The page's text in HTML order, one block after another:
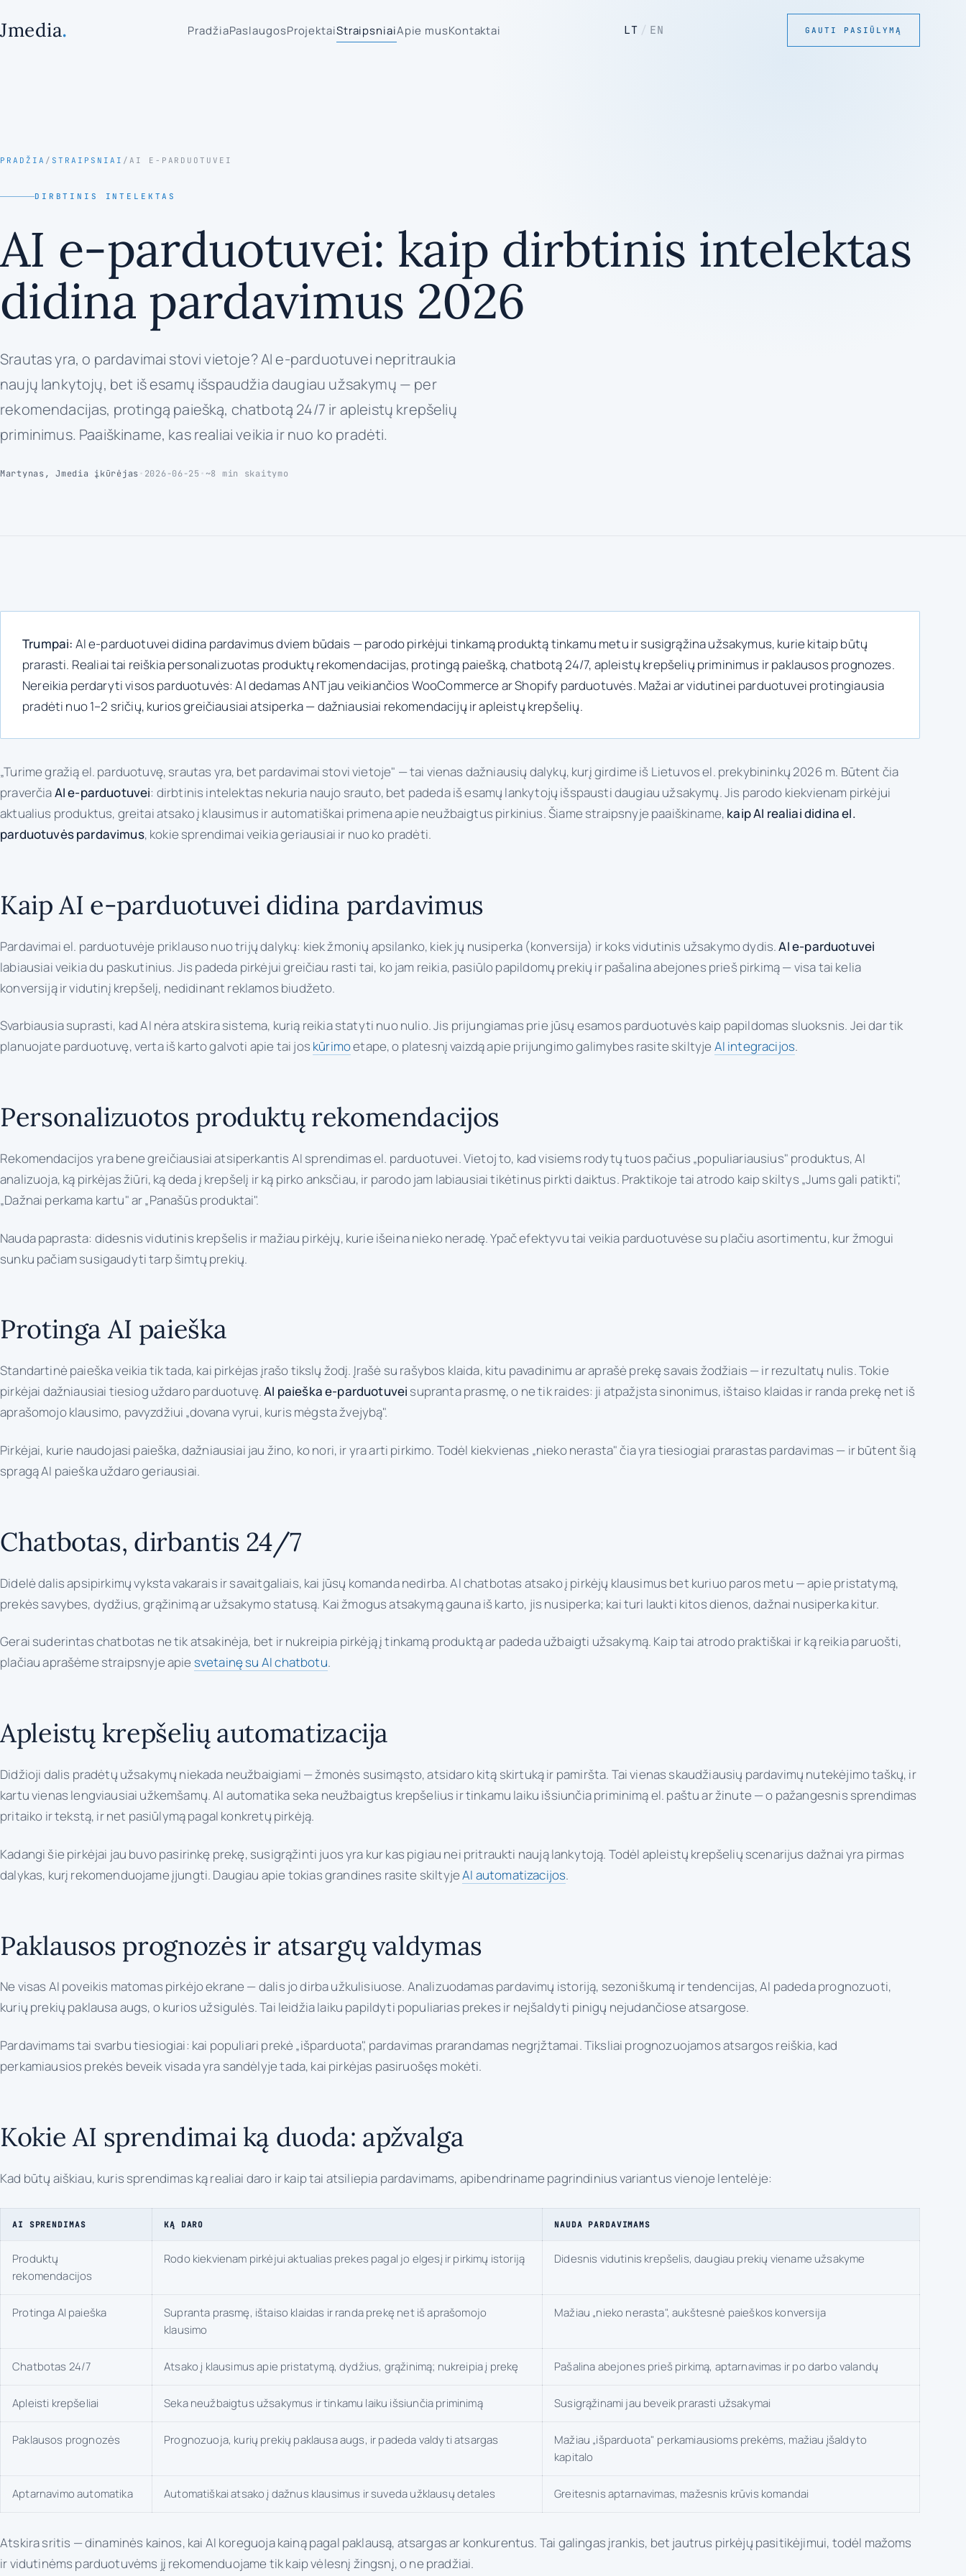
Jmedia. PradžiaPaslaugosProjektaiStraipsniaiApie musKontaktai LT / EN GAUTI PASIŪLYMĄ
PRADŽIA / STRAIPSNIAI / AI E-PARDUOTUVEI
DIRBTINIS INTELEKTAS
AI e-parduotuvei: kaip dirbtinis intelektas
didina pardavimus 2026
Srautas yra, o pardavimai stovi vietoje? AI e-parduotuvei nepritraukia
naujų lankytojų, bet iš esamų išspaudžia daugiau užsakymų — per
rekomendacijas, protingą paiešką, chatbotą 24/7 ir apleistų krepšelių
priminimus. Paaiškiname, kas realiai veikia ir nuo ko pradėti.
Martynas, Jmedia įkūrėjas • 2026-06-25 • ~8 min skaitymo
Trumpai: AI e-parduotuvei didina pardavimus dviem būdais — parodo pirkėjui tinkamą produktą tinkamu metu ir susigrąžina užsakymus, kurie kitaip būtų
prarasti. Realiai tai reiškia personalizuotas produktų rekomendacijas, protingą paiešką, chatbotą 24/7, apleistų krepšelių priminimus ir paklausos prognozes.
Nereikia perdaryti visos parduotuvės: AI dedamas ANT jau veikiančios WooCommerce ar Shopify parduotuvės. Mažai ar vidutinei parduotuvei protingiausia
pradėti nuo 1–2 sričių, kurios greičiausiai atsiperka — dažniausiai rekomendacijų ir apleistų krepšelių.
„Turime gražią el. parduotuvę, srautas yra, bet pardavimai stovi vietoje" — tai vienas dažniausių dalykų, kurį girdime iš Lietuvos el. prekybininkų 2026 m. Būtent čia
praverčiaAI e-parduotuvei: dirbtinis intelektas nekuria naujo srauto, bet padeda iš esamų lankytojų išspausti daugiau užsakymų. Jis parodo kiekvienam pirkėjui
aktualius produktus, greitai atsako į klausimus ir automatiškai primena apie neužbaigtus pirkinius. Šiame straipsnyje paaiškiname, kaip AI realiai didina el.
parduotuvės pardavimus, kokie sprendimai veikia geriausiai ir nuo ko pradėti.
Kaip AI e-parduotuvei didina pardavimus
Pardavimai el. parduotuvėje priklauso nuo trijų dalykų: kiek žmonių apsilanko, kiek jų nusiperka (konversija) ir koks vidutinis užsakymo dydis.AI e-parduotuvei
labiausiai veikia du paskutinius. Jis padeda pirkėjui greičiau rasti tai, ko jam reikia, pasiūlo papildomų prekių ir pašalina abejones prieš pirkimą — visa tai kelia
konversiją ir vidutinį krepšelį, nedidinant reklamos biudžeto.
Svarbiausia suprasti, kad AI nėra atskira sistema, kurią reikia statyti nuo nulio. Jis prijungiamas prie jūsų esamos parduotuvės kaip papildomas sluoksnis. Jei dar tik
planuojate parduotuvę, verta iš karto galvoti apie tai jos kūrimoetape, o platesnį vaizdą apie prijungimo galimybes rasite skiltyje AI integracijos.
Personalizuotos produktų rekomendacijos
Rekomendacijos yra bene greičiausiai atsiperkantis AI sprendimas el. parduotuvei. Vietoj to, kad visiems rodytų tuos pačius „populiariausius" produktus, AI
analizuoja, ką pirkėjas žiūri, ką deda į krepšelį ir ką pirko anksčiau, ir parodo jam labiausiai tikėtinus pirkti daiktus. Praktikoje tai atrodo kaip skiltys „Jums gali patikti",
„Dažnai perkama kartu" ar „Panašūs produktai".
Nauda paprasta: didesnis vidutinis krepšelis ir mažiau pirkėjų, kurie išeina nieko neradę. Ypač efektyvu tai veikia parduotuvėse su plačiu asortimentu, kur žmogui
sunku pačiam susigaudyti tarp šimtų prekių.
Protinga AI paieška
Standartinė paieška veikia tik tada, kai pirkėjas įrašo tikslų žodį. Įrašė su rašybos klaida, kitu pavadinimu ar aprašė prekę savais žodžiais — ir rezultatų nulis. Tokie
pirkėjai dažniausiai tiesiog uždaro parduotuvę.AI paieška e-parduotuvei supranta prasmę, o ne tik raides: ji atpažįsta sinonimus, ištaiso klaidas ir randa prekę net iš
aprašomojo klausimo, pavyzdžiui „dovana vyrui, kuris mėgsta žvejybą".
Pirkėjai, kurie naudojasi paieška, dažniausiai jau žino, ko nori, ir yra arti pirkimo. Todėl kiekvienas „nieko nerasta" čia yra tiesiogiai prarastas pardavimas — ir būtent šią
spragą AI paieška uždaro geriausiai.
Chatbotas, dirbantis 24/7
Didelė dalis apsipirkimų vyksta vakarais ir savaitgaliais, kai jūsų komanda nedirba. AI chatbotas atsako į pirkėjų klausimus bet kuriuo paros metu — apie pristatymą,
prekės savybes, dydžius, grąžinimą ar užsakymo statusą. Kai žmogus atsakymą gauna iš karto, jis nusiperka; kai turi laukti kitos dienos, dažnai nusiperka kitur.
Gerai suderintas chatbotas ne tik atsakinėja, bet ir nukreipia pirkėją į tinkamą produktą ar padeda užbaigti užsakymą. Kaip tai atrodo praktiškai ir ką reikia paruošti,
plačiau aprašėme straipsnyje apie svetainę su AI chatbotu.
Apleistų krepšelių automatizacija
Didžioji dalis pradėtų užsakymų niekada neužbaigiami — žmonės susimąsto, atsidaro kitą skirtuką ir pamiršta. Tai vienas skaudžiausių pardavimų nutekėjimo taškų, ir
kartu vienas lengviausiai užkemšamų. AI automatika seka neužbaigtus krepšelius ir tinkamu laiku išsiunčia priminimą el. paštu ar žinute — o pažangesnis sprendimas
pritaiko ir tekstą, ir net pasiūlymą pagal konkretų pirkėją.
Kadangi šie pirkėjai jau buvo pasirinkę prekę, susigrąžinti juos yra kur kas pigiau nei pritraukti naują lankytoją. Todėl apleistų krepšelių scenarijus dažnai yra pirmas
dalykas, kurį rekomenduojame įjungti. Daugiau apie tokias grandines rasite skiltyjeAI automatizacijos.
Paklausos prognozės ir atsargų valdymas
Ne visas AI poveikis matomas pirkėjo ekrane — dalis jo dirba užkulisiuose. Analizuodamas pardavimų istoriją, sezoniškumą ir tendencijas, AI padeda prognozuoti,
kurių prekių paklausa augs, o kurios užsigulės. Tai leidžia laiku papildyti populiarias prekes ir neįšaldyti pinigų nejudančiose atsargose.
Pardavimams tai svarbu tiesiogiai: kai populiari prekė „išparduota", pardavimas prarandamas negrįžtamai. Tiksliai prognozuojamos atsargos reiškia, kad
perkamiausios prekės beveik visada yra sandėlyje tada, kai pirkėjas pasiruošęs mokėti.
Kokie AI sprendimai ką duoda: apžvalga
Kad būtų aiškiau, kuris sprendimas ką realiai daro ir kaip tai atsiliepia pardavimams, apibendriname pagrindinius variantus vienoje lentelėje:
AI SPRENDIMAS KĄ DARO NAUDA PARDAVIMAMS
Produktų
rekomendacijos
Rodo kiekvienam pirkėjui aktualias prekes pagal jo elgesį ir pirkimų istoriją Didesnis vidutinis krepšelis, daugiau prekių viename užsakyme
Protinga AI paieška
Supranta prasmę, ištaiso klaidas ir randa prekę net iš aprašomojo
klausimo
Mažiau „nieko nerasta", aukštesnė paieškos konversija
Chatbotas 24/7 Atsako į klausimus apie pristatymą, dydžius, grąžinimą; nukreipia į prekę Pašalina abejones prieš pirkimą, aptarnavimas ir po darbo valandų
Apleisti krepšeliai Seka neužbaigtus užsakymus ir tinkamu laiku išsiunčia priminimą Susigrąžinami jau beveik prarasti užsakymai
Paklausos prognozės Prognozuoja, kurių prekių paklausa augs, ir padeda valdyti atsargas
Mažiau „išparduota" perkamiausioms prekėms, mažiau įšaldyto
kapitalo
Aptarnavimo automatika Automatiškai atsako į dažnus klausimus ir suveda užklausų detales Greitesnis aptarnavimas, mažesnis krūvis komandai
Atskira sritis — dinaminės kainos, kai AI koreguoja kainą pagal paklausą, atsargas ar konkurentus. Tai galingas įrankis, bet jautrus pirkėjų pasitikėjimui, todėl mažoms
ir vidutinėms parduotuvėms jį rekomenduojame tik kaip vėlesnį žingsnį, o ne pradžiai.